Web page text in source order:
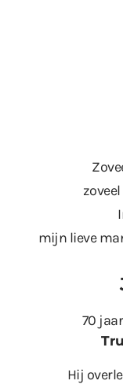
mijn lieve
70
Hij